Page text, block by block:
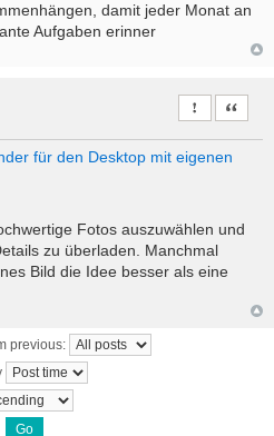
damit jeder Monat an
Aufgaben erinner
für den Desktop mit eigenen
Report this
Quote
Fotos auszuwählen und
zu überladen. Manchmal
Bild die Idee besser als eine
previous: